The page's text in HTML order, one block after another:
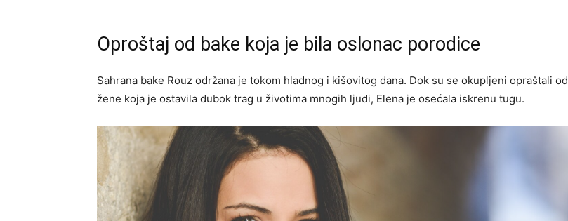
Oproštaj od bake koja je bila oslonac porodice
Sahrana bake Rouz održana je tokom hladnog i kišovitog dana. Dok su se okupljeni opraštali od
žene koja je ostavila dubok trag u životima mnogih ljudi, Elena je osećala iskrenu tugu.